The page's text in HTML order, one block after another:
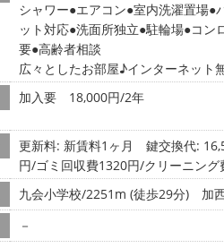
シャワー エアコン 室内洗濯置場
ット対応 洗面所独立 駐輪場 コン
要 高齢者相談
広々としたお部屋♪インターネッ
加入要 18,000円/2年
更新料: 新賃料1ヶ月 鍵交換代:
円/ゴミ回収費1320円/クリーニング
九会小学校/2251m (徒歩29分) 加
－